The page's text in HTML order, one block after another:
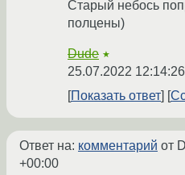
Старый небось
полцены)
Dude ★
25.07.2022
Показать ответ
Ответ на: комментарий от
+00:00